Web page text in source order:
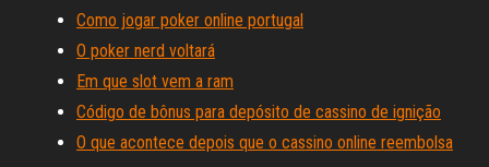
Como jogar poker online portugal
O poker nerd voltará
Em que slot vem a ram
Código de bônus para depósito de cassino de ignição
O que acontece depois que o cassino online reembolsa